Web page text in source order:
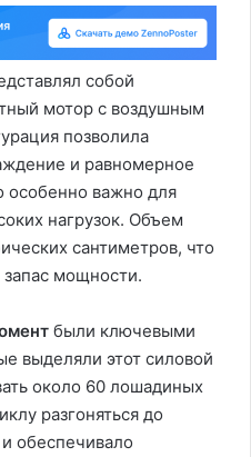
собой
мотор с воздушным
позволила
и равномерное
особенно важно для
нагрузок. Объем
сантиметров, что
мощности.
были ключевыми
выделяли этот силовой
около 60 лошадиных
разгоняться до
обеспечивало